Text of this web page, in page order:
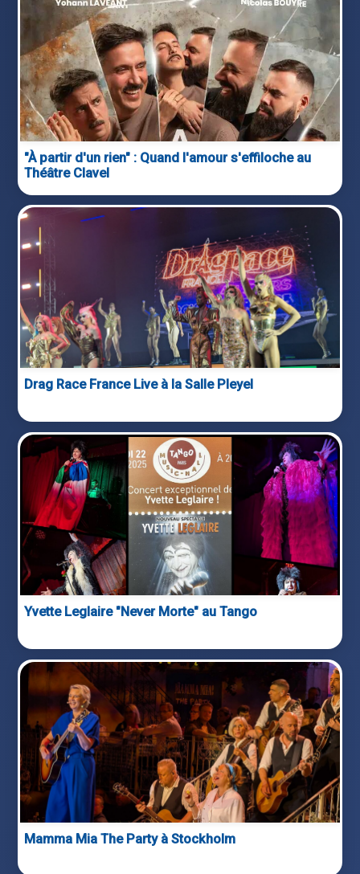
"À partir d'un rien" : Quand l'amour s'effiloche au
Théâtre Clavel
Drag Race France Live à la Salle Pleyel
Yvette Leglaire "Never Morte" au Tango
Mamma Mia The Party à Stockholm